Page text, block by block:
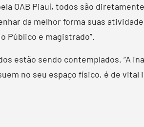
OAB Piauí, todos são
da melhor forma suas
Público e magistrado”.
estão sendo contemplados. “A
no seu espaço físico, é de vital